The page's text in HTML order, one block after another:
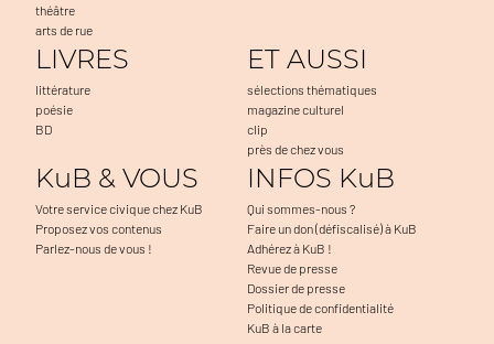
théâtre
arts de rue
LIVRES
littérature
poésie
BD
ET AUSSI
sélections thématiques
magazine culturel
clip
près de chez vous
KuB & VOUS
Votre service civique chez KuB
Proposez vos contenus
Parlez-nous de vous !
INFOS KuB
Qui sommes-nous ?
Faire un don (défiscalisé) à KuB
Adhérez à KuB !
Revue de presse
Dossier de presse
Politique de confidentialité
KuB à la carte